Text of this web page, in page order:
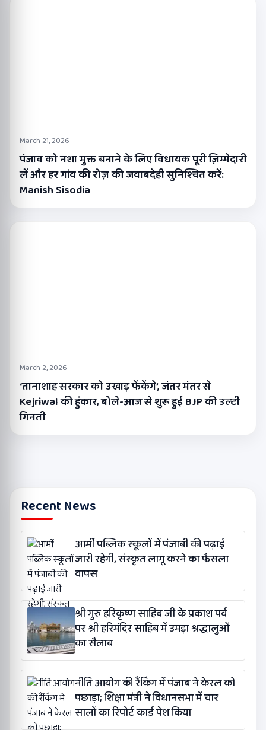
March 21, 2026
पंजाब को नशा मुक्त बनाने के लिए विधायक पूरी ज़िम्मेदारी
लें और हर गांव की रोज़ की जवाबदेही सुनिश्चित करें:
Manish Sisodia
March 2, 2026
‘तानाशाह सरकार को उखाड़ फेंकेंगे’, जंतर मंतर से
Kejriwal की हुंकार, बोले-आज से शुरू हुई BJP की उल्टी
गिनती
Recent News
आर्मी पब्लिक स्कूलों में पंजाबी की पढ़ाई
जारी रहेगी, संस्कृत लागू करने का फैसला
वापस
श्री गुरु हरिकृष्ण साहिब जी के प्रकाश पर्व
पर श्री हरिमंदिर साहिब में उमड़ा श्रद्धालुओं
का सैलाब
नीति आयोग की रैंकिंग में पंजाब ने केरल को
पछाड़ा; शिक्षा मंत्री ने विधानसभा में चार
सालों का रिपोर्ट कार्ड पेश किया